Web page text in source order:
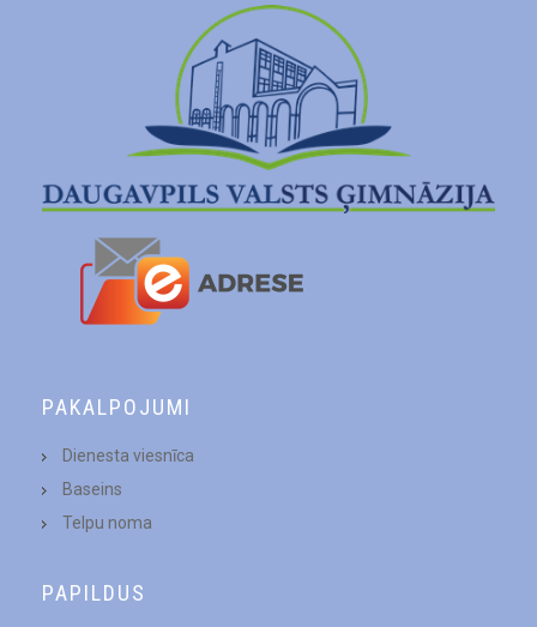
PAKALPOJUMI
Dienesta viesnīca
Baseins
Telpu noma
PAPILDUS